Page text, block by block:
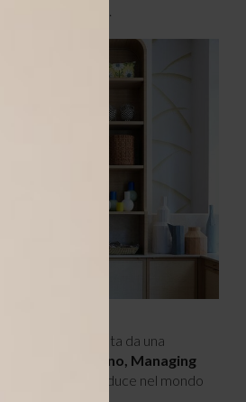
vengo accolta da una
Elisabetta Bono, Managing
, che mi introduce nel mondo